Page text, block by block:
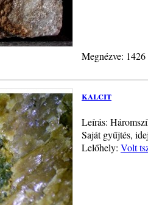
Megnézve:
kalcit
Leírás:
Saját gyűjtés,
Lelőhely: Volt